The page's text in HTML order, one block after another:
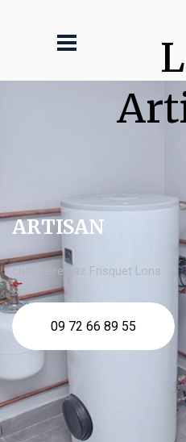
ARTISAN
chaudière gaz Frisquet Lons
09 72 66 89 55